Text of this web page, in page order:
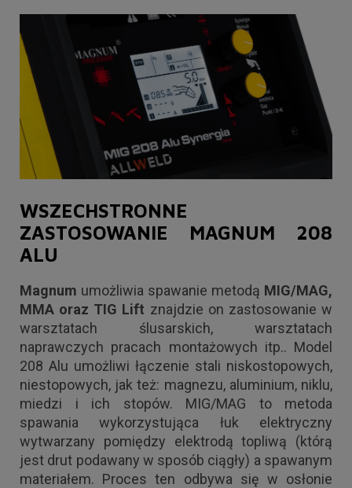
WSZECHSTRONNE
ZASTOSOWANIE MAGNUM 208
ALU
Magnum umożliwia spawanie metodą MIG/MAG,
MMA oraz TIG Lift znajdzie on zastosowanie w
warsztatach ślusarskich, warsztatach
naprawczych pracach montażowych itp.. Model
208 Alu umożliwi łączenie stali niskostopowych,
niestopowych, jak też: magnezu, aluminium, niklu,
miedzi i ich stopów. MIG/MAG to metoda
spawania wykorzystująca łuk elektryczny
wytwarzany pomiędzy elektrodą topliwą (którą
jest drut podawany w sposób ciągły) a spawanym
materiałem. Proces ten odbywa się w osłonie